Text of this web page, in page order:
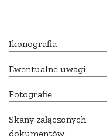
Ikonografia
Ewentualne uwagi
Fotografie
Skany załączonych
dokumentów